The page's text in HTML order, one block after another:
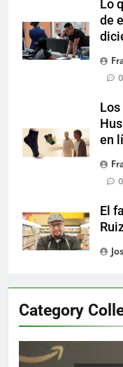
Lo
de
0
en
0
El
Category